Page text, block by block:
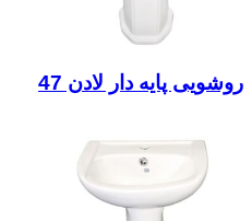
روشویی پایه دار لادن 47